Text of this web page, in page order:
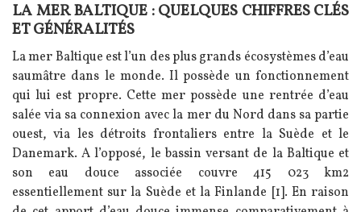
Texte
LA MER BALTIQUE : QUELQUES CHIFFRES CLÉS
ET GÉNÉRALITÉS
La mer Baltique est l’un des plus grands écosystèmes d’eau
saumâtre dans le monde. Il possède un fonctionnement
qui lui est propre. Cette mer possède une rentrée d’eau
salée via sa connexion avec la mer du Nord dans sa partie
ouest, via les détroits frontaliers entre la Suède et le
Danemark. A l’opposé, le bassin versant de la Baltique et
son eau douce associée couvre 415 023 km2
essentiellement sur la Suède et la Finlande [1]. En raison